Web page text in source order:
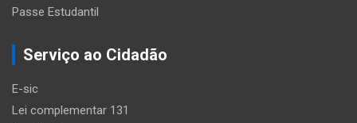
Passe Estudantil
Serviço ao Cidadão
E-sic
Lei complementar 131